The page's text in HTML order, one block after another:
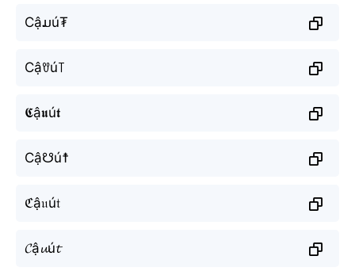
Cậມú₮
Cậꀎú꓄
𝕮ậ𝖚ú𝖙
Cậ☋ú☨
ℭậ𝔲ú𝔱
𝓒ậ𝓾ú𝓽